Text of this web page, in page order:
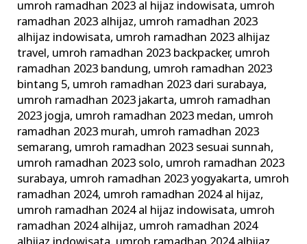
umroh ramadhan 2023 al hijaz indowisata, umroh
ramadhan 2023 alhijaz, umroh ramadhan 2023
alhijaz indowisata, umroh ramadhan 2023 alhijaz
travel, umroh ramadhan 2023 backpacker, umroh
ramadhan 2023 bandung, umroh ramadhan 2023
bintang 5, umroh ramadhan 2023 dari surabaya,
umroh ramadhan 2023 jakarta, umroh ramadhan
2023 jogja, umroh ramadhan 2023 medan, umroh
ramadhan 2023 murah, umroh ramadhan 2023
semarang, umroh ramadhan 2023 sesuai sunnah,
umroh ramadhan 2023 solo, umroh ramadhan 2023
surabaya, umroh ramadhan 2023 yogyakarta, umroh
ramadhan 2024, umroh ramadhan 2024 al hijaz,
umroh ramadhan 2024 al hijaz indowisata, umroh
ramadhan 2024 alhijaz, umroh ramadhan 2024